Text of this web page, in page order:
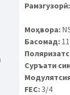
Рамзгузорӣ:
Моҳвора:
Басомад:11
Суръати
FEC:3/4